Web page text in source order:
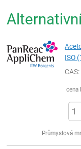
ISO
CAS:
cena
Průmyslová